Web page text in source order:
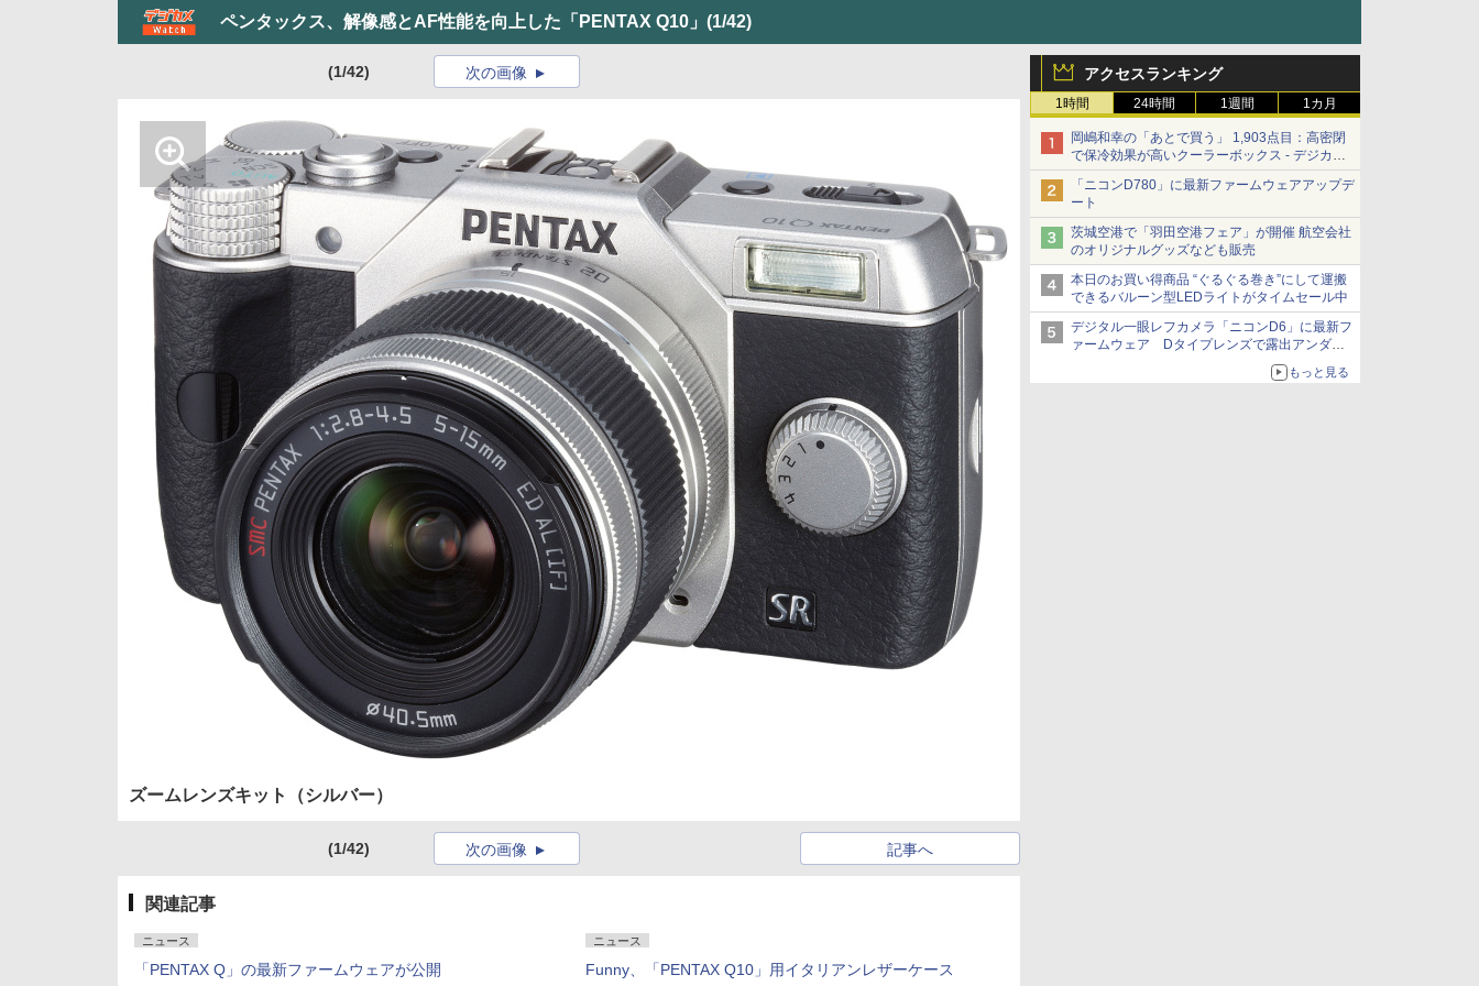
ペンタックス、解像感とAF性能を向上した「PENTAX Q10」 (1/42)
アクセスランキング
1時間 24時間 1週間 1カ月
岡嶋和幸の「あとで買う」 1,903点目：高密閉
で保冷効果が高いクーラーボックス - デジカメ
Watch
「ニコンD780」に最新ファームウェアアップデ
ート
茨城空港で「羽田空港フェア」が開催 航空会社
のオリジナルグッズなども販売
本日のお買い得商品 “ぐるぐる巻き”にして運搬
できるバルーン型LEDライトがタイムセール中
デジタル一眼レフカメラ「ニコンD6」に最新フ
ァームウェア Dタイプレンズで露出アンダー
もっと見る
(1/42) 次の画像
ズームレンズキット（シルバー）
(1/42) 記事へ
次の画像
関連記事
ニュース
「PENTAX Q」の最新ファームウェアが公開
ニュース
Funny、「PENTAX Q10」用イタリアンレザーケース